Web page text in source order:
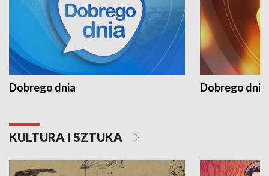
Dobrego dnia Dobrego dnia
KULTURA I SZTUKA